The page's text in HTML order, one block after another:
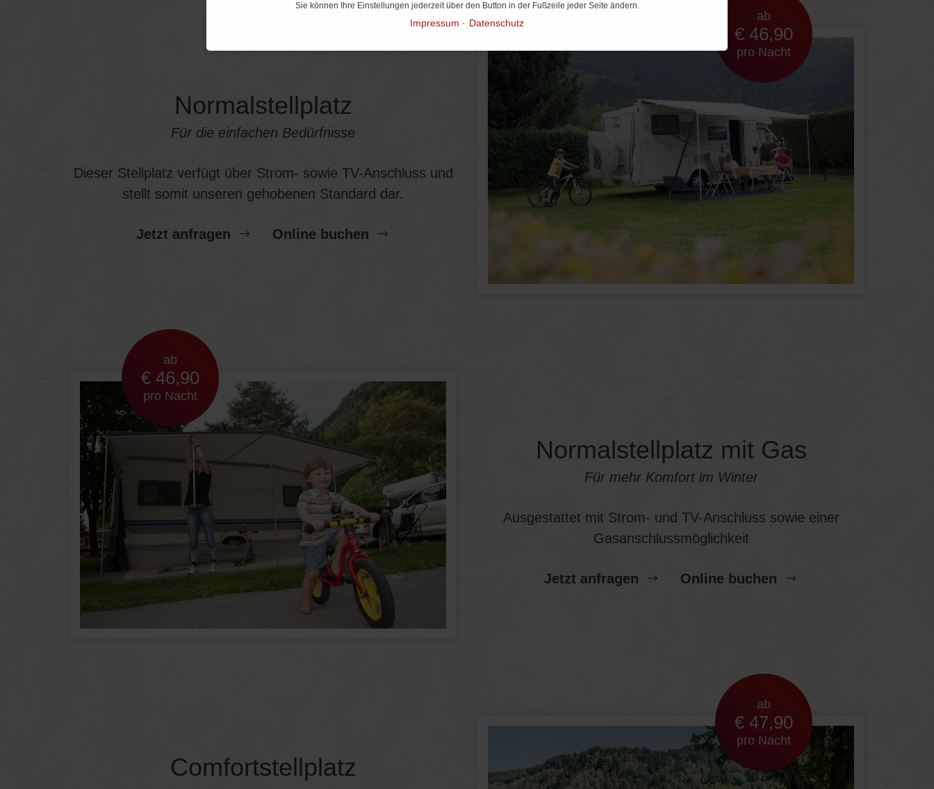
Normalstellplatz
Für die einfachen Bedürfnisse
Dieser Stellplatz verfügt über Strom- sowie TV-Anschluss und
stellt somit unseren gehobenen Standard dar.
Jetzt anfragen Online buchen
ab
€ 46,90
pro Nacht
ab
€ 46,90
pro Nacht
Normalstellplatz mit Gas
Für mehr Komfort im Winter
Ausgestattet mit Strom- und TV-Anschluss sowie einer
Gasanschlussmöglichkeit
Jetzt anfragen Online buchen
Comfortstellplatz
ab
€ 47,90
pro Nacht
Sie können Ihre Einstellungen jederzeit über den Button in der Fußzeile jeder Seite ändern.
Impressum Datenschutz